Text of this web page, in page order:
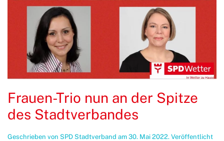
Frauen-Trio nun an der Spitze
des Stadtverbandes
Geschrieben von SPD Stadtverband am 30. Mai 2022. Veröffentlicht